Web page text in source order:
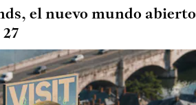
el nuevo mundo abierto